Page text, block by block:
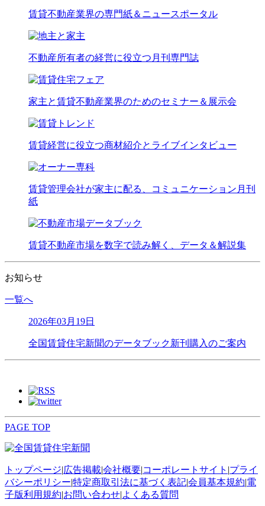
賃貸不動産業界の専門紙＆ニュースポータル
不動産所有者の経営に役立つ月刊専門誌
家主と賃貸不動産業界のためのセミナー＆展示会
賃貸経営に役立つ商材紹介とライブインタビュー
賃貸管理会社が家主に配る、コミュニケーション月刊
紙
賃貸不動産市場を数字で読み解く、データ＆解説集
お知らせ
一覧へ
2026年03月19日
全国賃貸住宅新聞のデータブック新刊購入のご案内
PAGE TOP
トップページ|広告掲載|会社概要|コーポレートサイト |プライ
バシーポリシー|特定商取引法に基づく表記|会員基本規約|電
子版利用規約|お問い合わせ|よくある質問